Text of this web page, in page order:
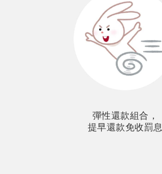
彈性還款組合，
提早還款免收罰息